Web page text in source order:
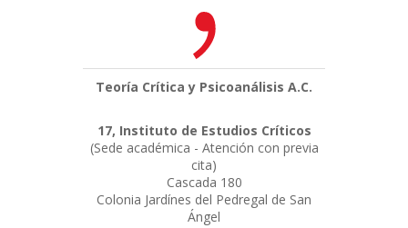
Teoría Crítica y Psicoanálisis A.C.
17, Instituto de Estudios Críticos
(Sede académica - Atención con previa
cita)
Cascada 180
Colonia Jardínes del Pedregal de San
Ángel